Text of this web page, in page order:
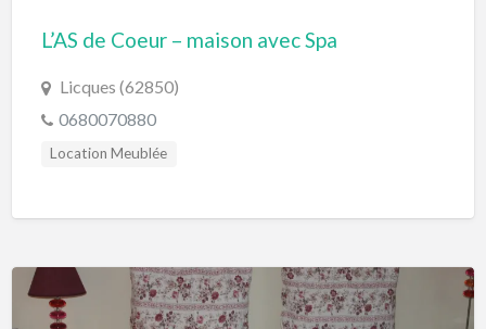
L’AS de Coeur – maison avec Spa
Licques (62850)
0680070880
Location Meublée